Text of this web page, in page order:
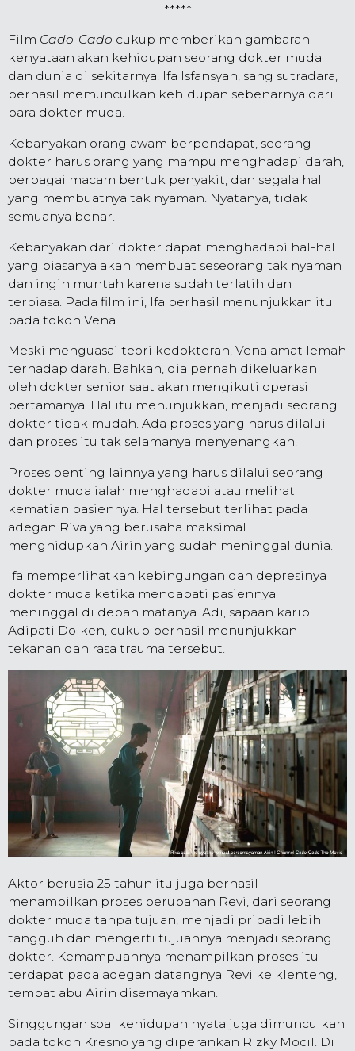
*****
Film Cado-Cado cukup memberikan gambaran
kenyataan akan kehidupan seorang dokter muda
dan dunia di sekitarnya. Ifa Isfansyah, sang sutradara,
berhasil memunculkan kehidupan sebenarnya dari
para dokter muda.
Kebanyakan orang awam berpendapat, seorang
dokter harus orang yang mampu menghadapi darah,
berbagai macam bentuk penyakit, dan segala hal
yang membuatnya tak nyaman. Nyatanya, tidak
semuanya benar.
Kebanyakan dari dokter dapat menghadapi hal-hal
yang biasanya akan membuat seseorang tak nyaman
dan ingin muntah karena sudah terlatih dan
terbiasa. Pada film ini, Ifa berhasil menunjukkan itu
pada tokoh Vena.
Meski menguasai teori kedokteran, Vena amat lemah
terhadap darah. Bahkan, dia pernah dikeluarkan
oleh dokter senior saat akan mengikuti operasi
pertamanya. Hal itu menunjukkan, menjadi seorang
dokter tidak mudah. Ada proses yang harus dilalui
dan proses itu tak selamanya menyenangkan.
Proses penting lainnya yang harus dilalui seorang
dokter muda ialah menghadapi atau melihat
kematian pasiennya. Hal tersebut terlihat pada
adegan Riva yang berusaha maksimal
menghidupkan Airin yang sudah meninggal dunia.
Ifa memperlihatkan kebingungan dan depresinya
dokter muda ketika mendapati pasiennya
meninggal di depan matanya. Adi, sapaan karib
Adipati Dolken, cukup berhasil menunjukkan
tekanan dan rasa trauma tersebut.
Aktor berusia 25 tahun itu juga berhasil
menampilkan proses perubahan Revi, dari seorang
dokter muda tanpa tujuan, menjadi pribadi lebih
tangguh dan mengerti tujuannya menjadi seorang
dokter. Kemampuannya menampilkan proses itu
terdapat pada adegan datangnya Revi ke klenteng,
tempat abu Airin disemayamkan.
Singgungan soal kehidupan nyata juga dimunculkan
pada tokoh Kresno yang diperankan Rizky Mocil. Di